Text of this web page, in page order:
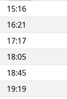
15:16
16:21
17:17
18:05
18:45
19:19